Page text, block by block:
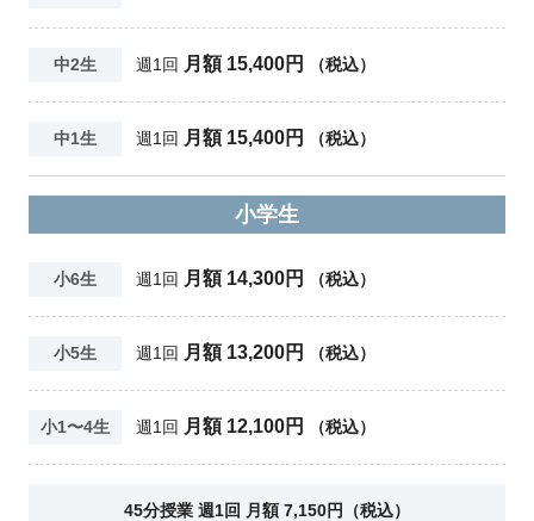
中2生 週1回 月額 15,400円 （税込）
中1生 週1回 月額 15,400円 （税込）
小学生
小6生 週1回 月額 14,300円 （税込）
小5生 週1回 月額 13,200円 （税込）
小1〜4生 週1回 月額 12,100円 （税込）
45分授業 週1回 月額 7,150円（税込）